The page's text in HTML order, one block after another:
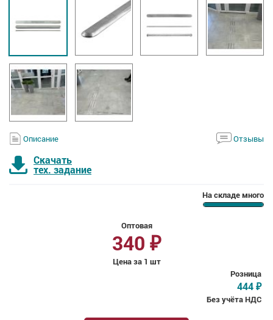
Описание Отзывы
Скачать
тех. задание
На складе много
Оптовая
340 ₽
Цена за 1 шт
Розница
444 ₽
Без учёта НДС